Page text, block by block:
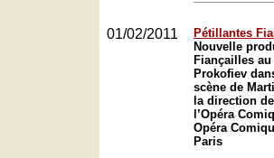
01/02/2011
Pétillantes
Nouvelle
Fiançailles
Prokofiev
scène de
la direction
l’Opéra
Opéra
Paris